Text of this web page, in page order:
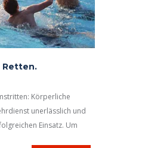
Retten.
Körperliche
unerlässlich und
Einsatz. Um